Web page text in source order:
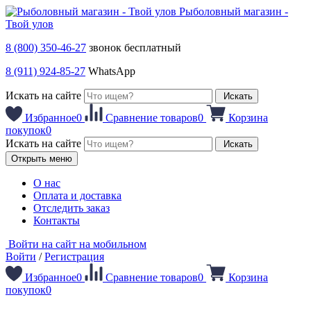
Рыболовный магазин -
Твой улов
8 (800) 350-46-27 звонок бесплатный
8 (911) 924-85-27 WhatsApp
Искать на сайте Искать
Избранное0 Сравнение товаров0
Корзина
покупок0
Искать на сайте
Искать
Открыть меню
О нас
Оплата и доставка
Отследить заказ
Контакты
Войти на сайт на мобильном
Войти /Регистрация
Избранное0 Сравнение товаров0
Корзина
покупок0